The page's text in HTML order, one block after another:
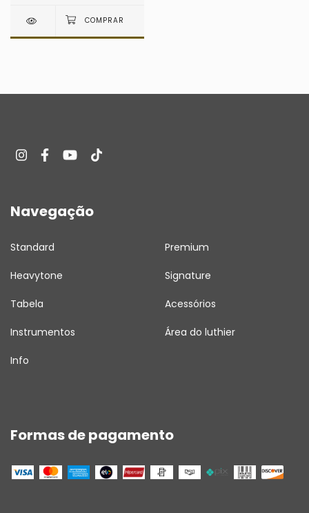
Navegação
Standard Premium
Heavytone Signature
Tabela Acessórios
Instrumentos Área do luthier
Info
Formas de pagamento